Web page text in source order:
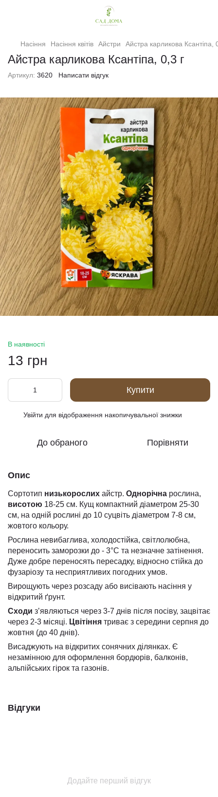
Насіння Насіння квітів Айстри Айстра карликова Ксантіпа,
Айстра карликова Ксантіпа, 0,3 г
Артикул: 3620 Написати відгук
В наявності
13 грн
Купити
Увійти для відображення накопичувальної знижки
До обраного Порівняти
Опис
Сортотип низькорослих айстр. Однорічна рослина,
висотою 18-25 см. Кущ компактний діаметром 25-30
см, на одній рослині до 10 суцвіть діаметром 7-8 см,
жовтого кольору.
Рослина невибаглива, холодостійка, світлолюбна,
переносить заморозки до - 3°С та незначне затінення.
Дуже добре переносять пересадку, відносно стійка до
фузаріозу та несприятливих погодних умов.
Вирощують через розсаду або висівають насіння у
відкритий ґрунт.
Сходи зʼявляються через 3-7 днів після посіву, зацвітає
через 2-3 місяці. Цвітіння триває з середини серпня до
жовтня (до 40 днів).
Висаджують на відкритих сонячних ділянках. Є
незамінною для оформлення бордюрів, балконів,
альпійських гірок та газонів.
Відгуки
Додайте перший відгук